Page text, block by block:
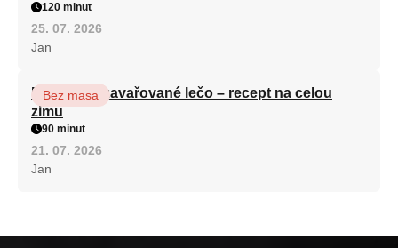
120 minut
25. 07. 2026
Jan
Babiččino zavařované lečo – recept na celou
zimu
Bez masa
90 minut
21. 07. 2026
Jan